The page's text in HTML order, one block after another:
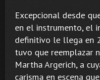
Excepcional desde
en el instrumento, el
definitivo le llega en
tuvo que reemplazar
Martha Argerich, a
carisma en escena